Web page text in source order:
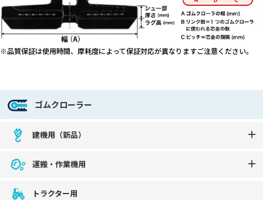
※品質保証は使用時間、摩耗度によって保証対応が異なりますご注意ください。
ゴムクローラー
建機用（新品）
運搬・作業機用
トラクター用